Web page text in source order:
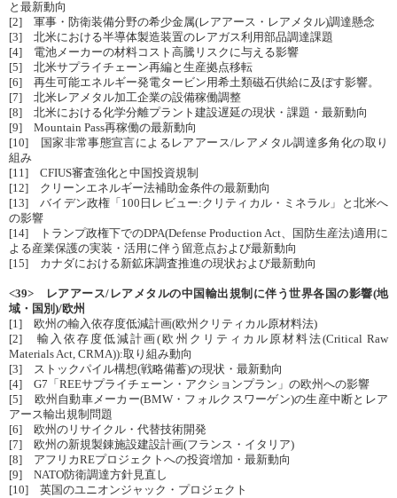
と最新動向
[2] 軍事・防衛装備分野の希少金属(レアアース・レアメタル)調達懸念
[3] 北米における半導体製造装置のレアガス利用部品調達課題
[4] 電池メーカーの材料コスト高騰リスクに与える影響
[5] 北米サプライチェーン再編と生産拠点移転
[6] 再生可能エネルギー発電タービン用希土類磁石供給に及ぼす影響。
[7] 北米レアメタル加工企業の設備稼働調整
[8] 北米における化学分離プラント建設遅延の現状・課題・最新動向
[9] Mountain Pass再稼働の最新動向
[10] 国家非常事態宣言によるレアアース/レアメタル調達多角化の取り
組み
[11] CFIUS審査強化と中国投資規制
[12] クリーンエネルギー法補助金条件の最新動向
[13] バイデン政権「100日レビュー:クリティカル・ミネラル」と北米へ
の影響
[14] トランプ政権下でのDPA(Defense Production Act、国防生産法)適用に
よる産業保護の実装・活用に伴う留意点および最新動向
[15] カナダにおける新鉱床調査推進の現状および最新動向
<39> レアアース/レアメタルの中国輸出規制に伴う世界各国の影響(地
域・国別)/欧州
[1] 欧州の輸入依存度低減計画(欧州クリティカル原材料法)
[2] 輸入依存度低減計画(欧州クリティカル原材料法(Critical Raw
Materials Act, CRMA)):取り組み動向
[3] ストックパイル構想(戦略備蓄)の現状・最新動向
[4] G7「REEサプライチェーン・アクションプラン」の欧州への影響
[5] 欧州自動車メーカー(BMW・フォルクスワーゲン)の生産中断とレア
アース輸出規制問題
[6] 欧州のリサイクル・代替技術開発
[7] 欧州の新規製錬施設建設計画(フランス・イタリア)
[8] アフリカREプロジェクトへの投資増加・最新動向
[9] NATO防衛調達方針見直し
[10] 英国のユニオンジャック・プロジェクト